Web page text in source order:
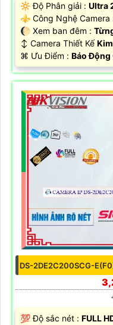
🔆 Độ Phân giải : Ultra
⚜️ Công Nghệ Camera
🌔 Xem ban đêm :
↕️ Camera Thiết Kế
️⌘ Ưu Điểm : Báo
DS-2DE2C200SCG-
💯 Độ sắc nét : FULL